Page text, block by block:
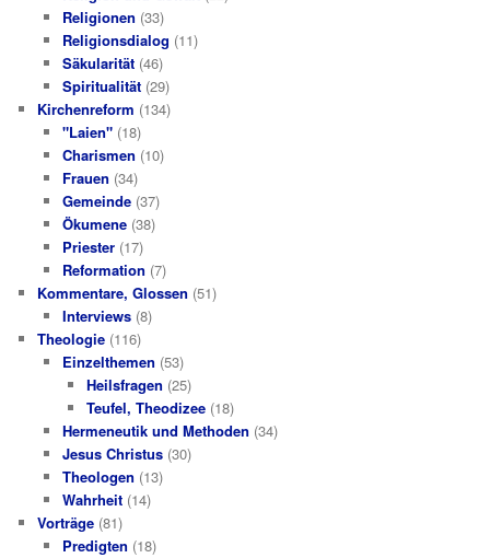
Religionen (33)
Religionsdialog (11)
Säkularität(46)
Spiritualität(29)
Kirchenreform (134)
"Laien"(18)
Charismen (10)
Frauen (34)
Gemeinde(37)
Ökumene(38)
Priester(17)
Reformation (7)
Kommentare, Glossen (51)
Interviews(8)
Theologie (116)
Einzelthemen (53)
Heilsfragen (25)
Teufel, Theodizee (18)
Hermeneutik und Methoden (34)
Jesus Christus(30)
Theologen (13)
Wahrheit(14)
Vorträge (81)
Predigten (18)